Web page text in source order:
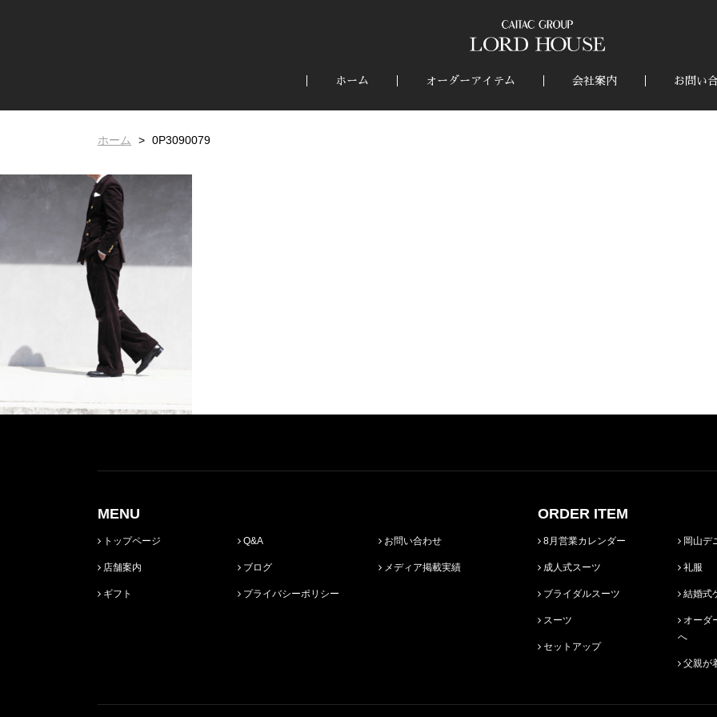
ホーム オーダーアイテム 会社案内 お問い
ホーム 0P3090079
MENU
トップページ
店舗案内
ギフト
Q&A
ブログ
プライバシーポリシー
お問い合わせ
メディア掲載実績
ORDER ITEM
8月営業カレンダー
成人式スーツ
ブライダルスーツ
スーツ
セットアップ
岡山デ
礼服
結婚式
へ
父親が